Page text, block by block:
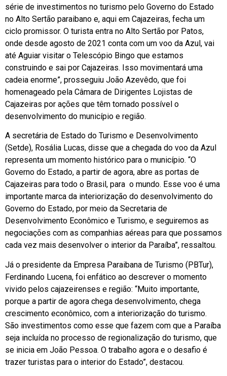
série de investimentos no turismo pelo Governo do Estado
no Alto Sertão paraibano e, aqui em Cajazeiras, fecha um
ciclo promissor. O turista entra no Alto Sertão por Patos,
onde desde agosto de 2021 conta com um voo da Azul, vai
até Aguiar visitar o Telescópio Bingo que estamos
construindo e sai por Cajazeiras. Isso movimentará uma
cadeia enorme”, prosseguiu João Azevêdo, que foi
homenageado pela Câmara de Dirigentes Lojistas de
Cajazeiras por ações que têm tornado possível o
desenvolvimento do município e região.
A secretária de Estado do Turismo e Desenvolvimento
(Setde), Rosália Lucas, disse que a chegada do voo da Azul
representa um momento histórico para o município. “O
Governo do Estado, a partir de agora, abre as portas de
Cajazeiras para todo o Brasil, para o mundo. Esse voo é uma
importante marca da interiorização do desenvolvimento do
Governo do Estado, por meio da Secretaria de
Desenvolvimento Econômico e Turismo, e seguiremos as
negociações com as companhias aéreas para que possamos
cada vez mais desenvolver o interior da Paraíba”, ressaltou.
Já o presidente da Empresa Paraibana de Turismo (PBTur),
Ferdinando Lucena, foi enfático ao descrever o momento
vivido pelos cajazeirenses e região: “Muito importante,
porque a partir de agora chega desenvolvimento, chega
crescimento econômico, com a interiorização do turismo.
São investimentos como esse que fazem com que a Paraíba
seja incluída no processo de regionalização do turismo, que
se inicia em João Pessoa. O trabalho agora e o desafio é
trazer turistas para o interior do Estado”, destacou.